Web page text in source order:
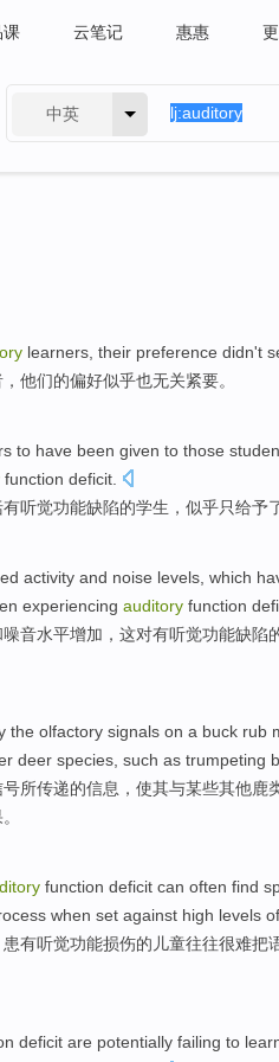
课 云笔记 惠惠
中英
learners their preference didn't
， 他们的偏好似乎也无关紧要。
to have been given to those
function deficit
有听觉功能缺陷的学生 ， 似乎只给予
activity and noise levels which
experiencing auditory function
噪音水平增加， 这对有听觉功能缺陷
the olfactory signals on a buck rub
deer species, such as trumpeting
号所传递的信息 ， 使其与某些其他鹿
function deficit can often find
when set against high levels of
患有听觉功能损伤的 儿童往往很难把
deficit are potentially failing to